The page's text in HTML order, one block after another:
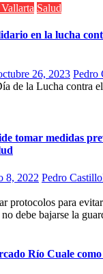
Salud
en la lucha
26, 2023 Pedro
de la Lucha contra
tomar medidas
8, 2022 Pedro Castillo
protocolos para
debe bajarse la
Río Cuale